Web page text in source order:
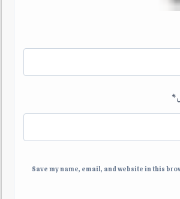
*
Save my name, email, and website in this